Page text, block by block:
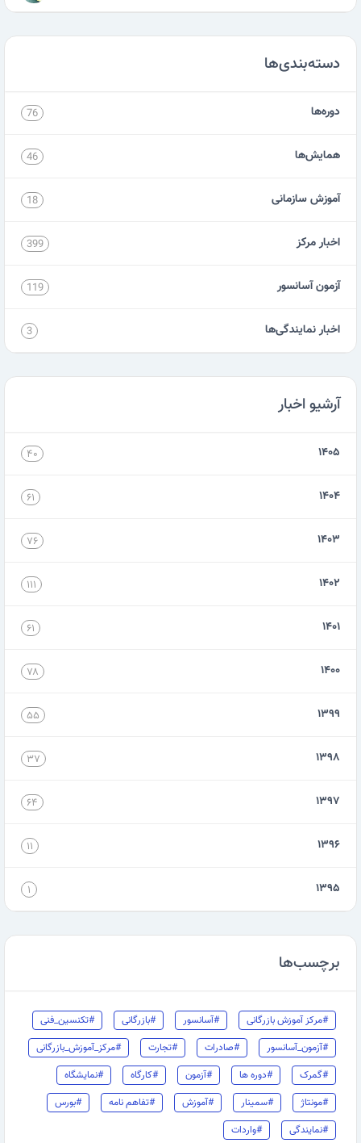
دسته‌بندی‌ها
دوره‌ها 76
همایش‌ها 46
آموزش سازمانی 18
اخبار مرکز 399
آزمون آسانسور 119
اخبار نمایندگی‌ها 3
آرشیو اخبار
۱۴۰۵ ۴۰
۱۴۰۴ ۶۱
۱۴۰۳ ۷۶
۱۴۰۲ ۱۱۱
۱۴۰۱ ۶۱
۱۴۰۰ ۷۸
۱۳۹۹ ۵۵
۱۳۹۸ ۳۷
۱۳۹۷ ۶۴
۱۳۹۶ ۱۱
۱۳۹۵ ۱
برچسب‌ها
#مرکز آموزش بازرگانی #آسانسور #بازرگانی
#تکنسین_فنی
#آزمون_آسانسور
#صادرات #تجارت
#مرکز_آموزش_بازرگانی
#گمرک
#دوره ها #آزمون #کارگاه
#نمایشگاه
#مونتاژ
#سمینار #آموزش #تفاهم نامه
#بورس
#نمایندگی
#واردات